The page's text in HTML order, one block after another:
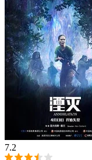
7.2